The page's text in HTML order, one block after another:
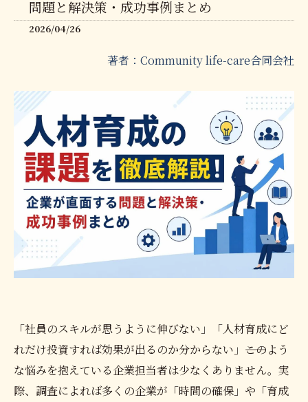
問題と解決策・成功事例まとめ
2026/04/26
著者：Community life-care合同会社
「社員のスキルが思うように伸びない」「人材育成にど
れだけ投資すれば効果が出るのか分からない」――このよう
な悩みを抱えている企業担当者は少なくありません。実
際、調査によれば多くの企業が「時間の確保」や「育成